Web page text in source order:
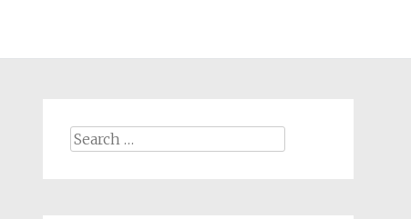
Search